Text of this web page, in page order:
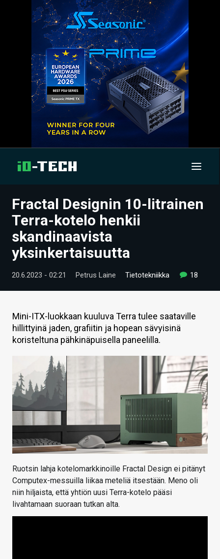
UUTISET
ARTIKKELIT
VIDEOT
TECHBBS
HINTA.FI
KAUPPA
VAIHDA TEEMA
HAKU
Fractal Designin 10-litrainen
Terra-kotelo henkii
skandinaavista
yksinkertaisuutta
20.6.2023 - 02:21 Petrus Laine Tietotekniikka 18
Mini-ITX-luokkaan kuuluva Terra tulee saataville
hillittyinä jaden, grafiitin ja hopean sävyisinä
koristeltuna pähkinäpuisella paneelilla.
Ruotsin lahja kotelomarkkinoille Fractal Design ei pitänyt
Computex-messuilla liikaa meteliä itsestään. Meno oli
niin hiljaista, että yhtiön uusi Terra-kotelo pääsi
livahtamaan suoraan tutkan alta.